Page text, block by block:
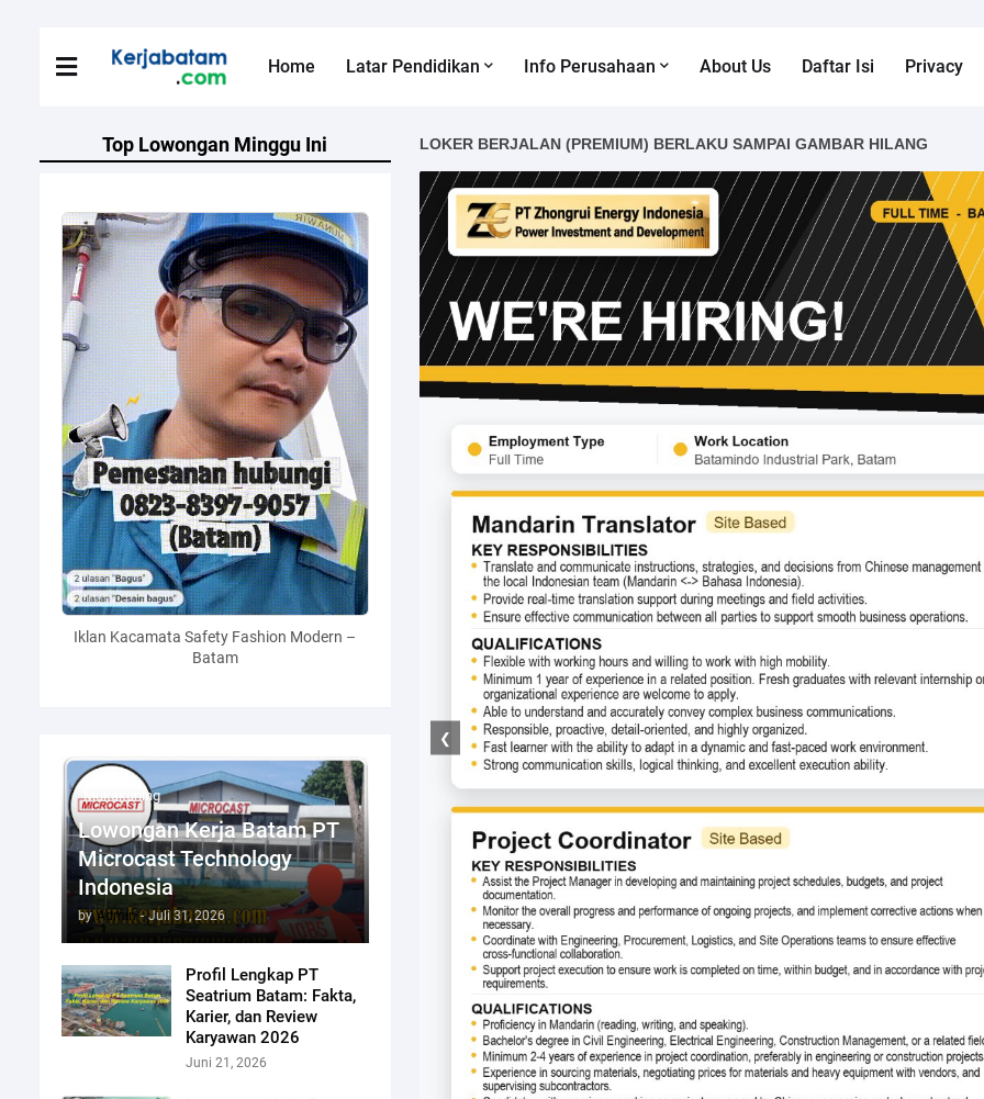
Home Latar Pendidikan Info Perusahaan About Us Daftar Isi Privacy
Top Lowongan Minggu Ini
Iklan Kacamata Safety Fashion Modern –
Batam
Mukakuning
Lowongan Kerja Batam PT
Microcast Technology
Indonesia
by Admin - Juli 31, 2026
Profil Lengkap PT
Seatrium Batam: Fakta,
Karier, dan Review
Karyawan 2026
Juni 21, 2026
LOKER BERJALAN (PREMIUM) BERLAKU SAMPAI GAMBAR HILANG
❮